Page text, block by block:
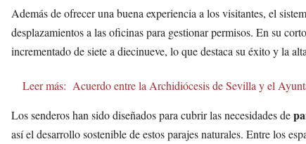
Además de ofrecer una buena experiencia a los visitantes, el
desplazamientos a las oficinas para gestionar permisos. En su
incrementado de siete a diecinueve, lo que destaca su éxito y la
Leer más: Acuerdo entre la Archidiócesis de Sevilla y el
Los senderos han sido diseñados para cubrir las necesidades de
así el desarrollo sostenible de estos parajes naturales. Entre los